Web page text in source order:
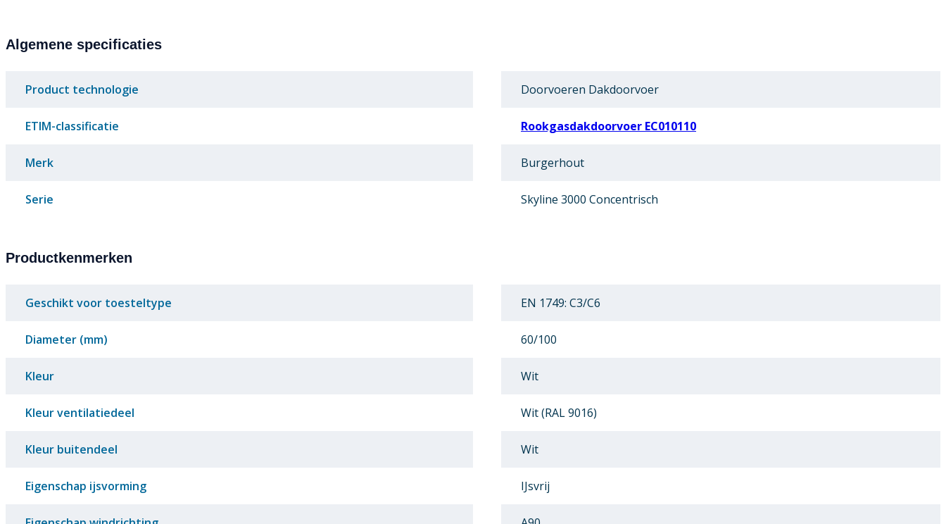
Algemene specificaties
Product technologie Doorvoeren Dakdoorvoer
ETIM-classificatie Rookgasdakdoorvoer EC010110
Merk Burgerhout
Serie Skyline 3000 Concentrisch
Productkenmerken
Geschikt voor toesteltype EN 1749: C3/C6
Diameter (mm) 60/100
Kleur Wit
Kleur ventilatiedeel Wit (RAL 9016)
Kleur buitendeel Wit
Eigenschap ijsvorming IJsvrij